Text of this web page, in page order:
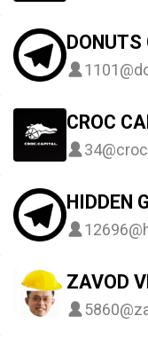
1101
CROC
34
HIDDEN
12696
ZAVOD
5860